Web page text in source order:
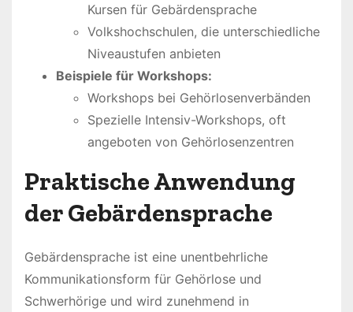
Kursen für Gebärdensprache
Volkshochschulen, die unterschiedliche
Niveaustufen anbieten
Beispiele für Workshops:
Workshops bei Gehörlosenverbänden
Spezielle Intensiv-Workshops, oft
angeboten von Gehörlosenzentren
Praktische Anwendung
der Gebärdensprache
Gebärdensprache ist eine unentbehrliche
Kommunikationsform für Gehörlose und
Schwerhörige und wird zunehmend in